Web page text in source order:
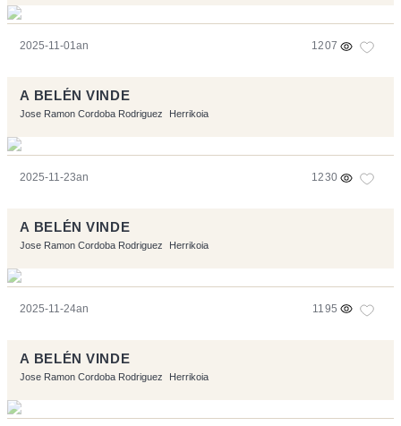
2025-11-01an 1207
A BELÉN VINDE
Jose Ramon Cordoba Rodriguez Herrikoia
2025-11-23an 1230
A BELÉN VINDE
Jose Ramon Cordoba Rodriguez Herrikoia
2025-11-24an 1195
A BELÉN VINDE
Jose Ramon Cordoba Rodriguez Herrikoia